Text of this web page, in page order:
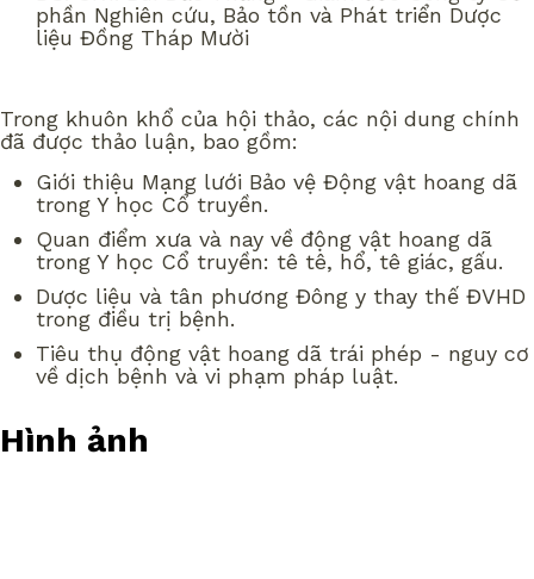
phần Nghiên cứu, Bảo tồn và Phát triển Dược
liệu Đồng Tháp Mười
Trong khuôn khổ của hội thảo, các nội dung chính
đã được thảo luận, bao gồm:
Giới thiệu Mạng lưới Bảo vệ Động vật hoang dã
trong Y học Cổ truyền.
Quan điểm xưa và nay về động vật hoang dã
trong Y học Cổ truyền: tê tê, hổ, tê giác, gấu.
Dược liệu và tân phương Đông y thay thế ĐVHD
trong điều trị bệnh.
Tiêu thụ động vật hoang dã trái phép - nguy cơ
về dịch bệnh và vi phạm pháp luật.
Hình ảnh